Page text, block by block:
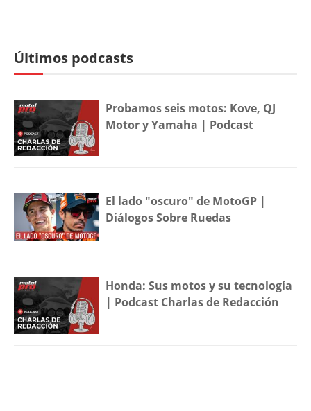
Últimos podcasts
Probamos seis motos: Kove, QJ
Motor y Yamaha | Podcast
El lado "oscuro" de MotoGP |
Diálogos Sobre Ruedas
Honda: Sus motos y su tecnología
| Podcast Charlas de Redacción